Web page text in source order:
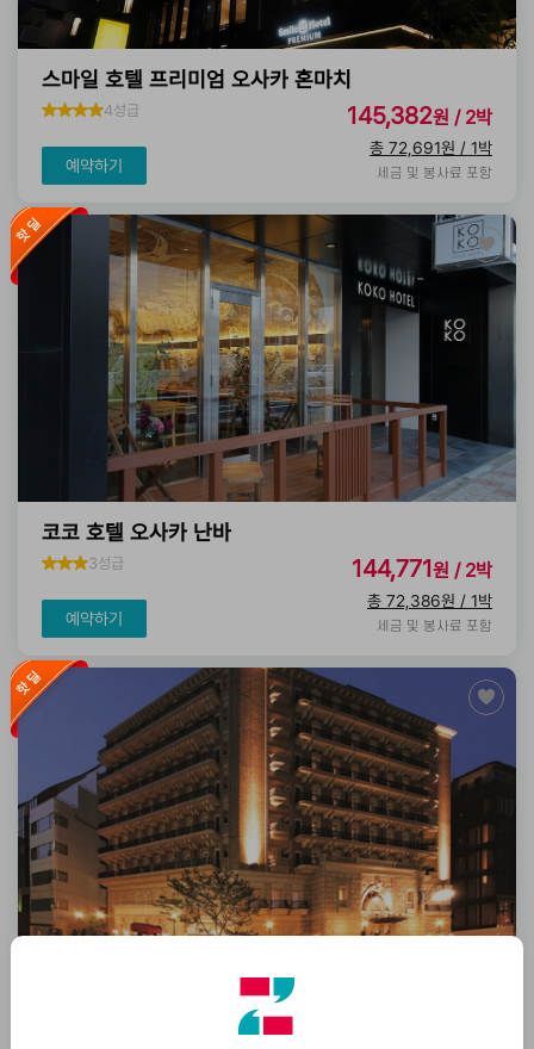
스마일 호텔 프리미엄 오사카 혼마치
4성급
예약하기
145,382원 / 2박
총 72,691원 / 1박
세금 및 봉사료 포함
코코 호텔 오사카 난바
3성급
예약하기
144,771원 / 2박
총 72,386원 / 1박
세금 및 봉사료 포함
코코 호텔 오사카 신사이바시